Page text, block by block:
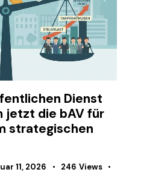
Dienst
jetzt die bAV für
strategischen
11, 2026 246 Views